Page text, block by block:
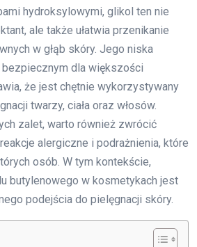
hydroksylowymi, glikol ten nie
ale także ułatwia przenikanie
w głąb skóry. Jego niska
dla większości
że jest chętnie wykorzystywany
twarzy, ciała oraz włosów.
zalet, warto również zwrócić
alergiczne i podrażnienia, które
osób. W tym kontekście,
butylenowego w kosmetykach jest
podejścia do pielęgnacji skóry.